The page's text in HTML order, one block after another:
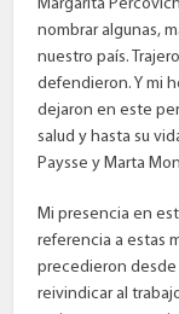
Margarita
nombrar algunas,
nuestro país.
defendieron. Y mi
dejaron en este
salud y hasta su
Paysse y Marta
Mi presencia en
referencia a estas
precedieron desde
reivindicar al